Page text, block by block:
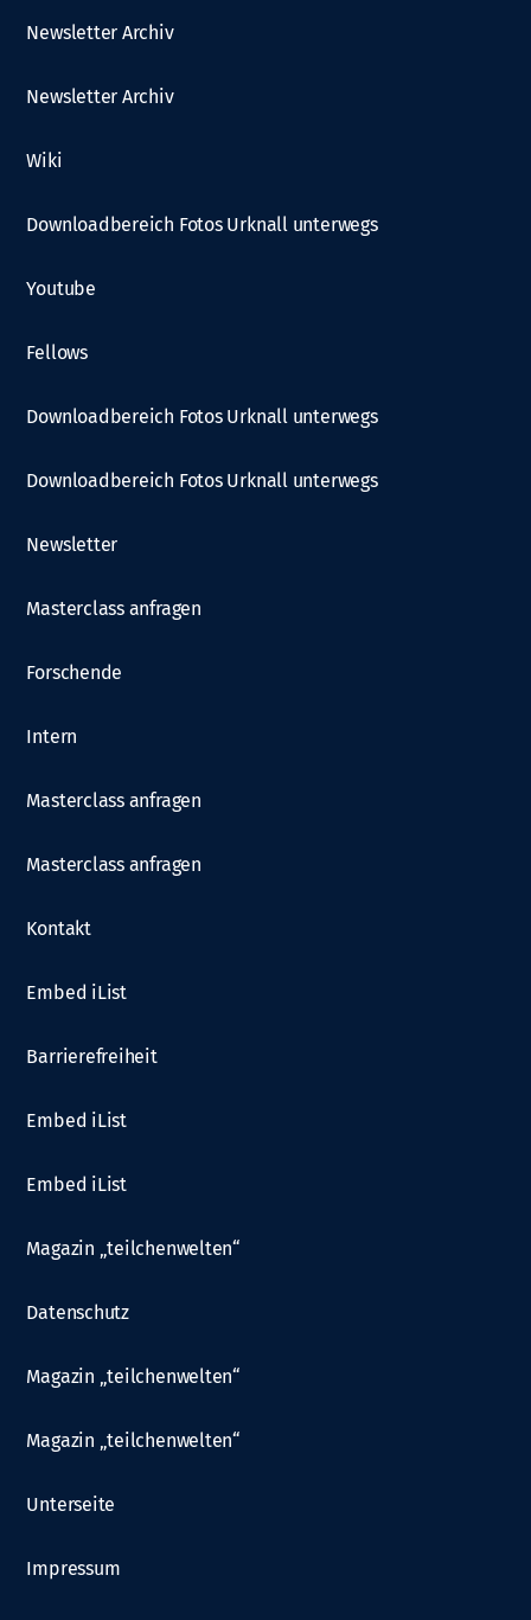
Newsletter Archiv
Newsletter Archiv
Wiki
Downloadbereich Fotos Urknall unterwegs
Youtube
Fellows
Downloadbereich Fotos Urknall unterwegs
Downloadbereich Fotos Urknall unterwegs
Newsletter
Masterclass anfragen
Forschende
Intern
Masterclass anfragen
Masterclass anfragen
Kontakt
Embed iList
Barrierefreiheit
Embed iList
Embed iList
Magazin „teilchenwelten“
Datenschutz
Magazin „teilchenwelten“
Magazin „teilchenwelten“
Unterseite
Impressum